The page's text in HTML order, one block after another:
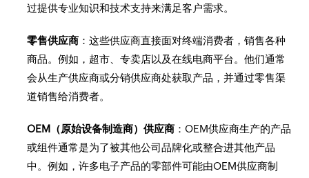
过提供专业知识和技术支持来满足客户需求。
零售供应商 ：这些供应商直接面对终端消费者，销售各种
商品。例如，超市、专卖店以及在线电商平台。他们通常
会从生产供应商或分销供应商处获取产品，并通过零售渠
道销售给消费者。
OEM（原始设备制造商）供应商 ：OEM供应商生产的产品
或组件通常是为了被其他公司品牌化或整合进其他产品
中。例如，许多电子产品的零部件可能由OEM供应商制